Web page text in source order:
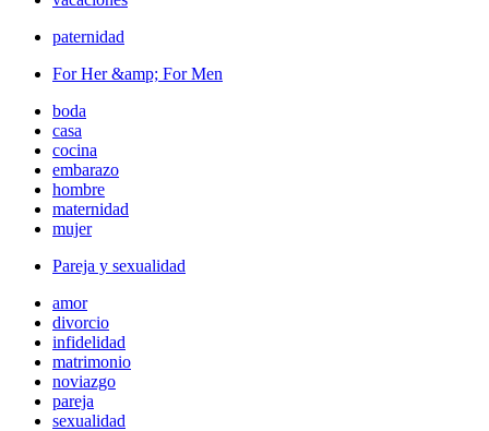
paternidad
For Her &amp; For Men
boda
casa
cocina
embarazo
hombre
maternidad
mujer
Pareja y sexualidad
amor
divorcio
infidelidad
matrimonio
noviazgo
pareja
sexualidad